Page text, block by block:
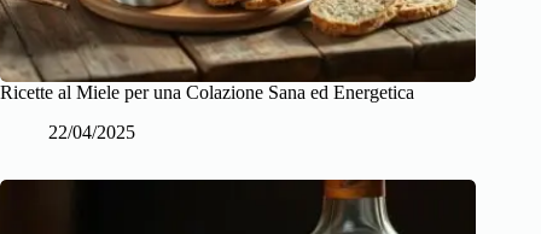
Ricette al Miele per una Colazione Sana ed Energetica
22/04/2025